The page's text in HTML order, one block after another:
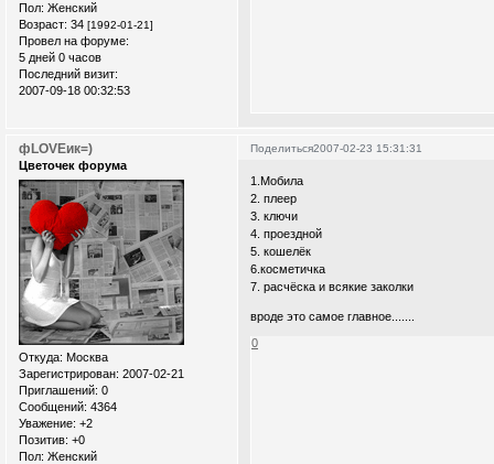
Пол: Женский
Возраст: 34 [1992-01-21]
Провел на форуме:
5 дней 0 часов
Последний визит:
2007-09-18 00:32:53
Поделиться2007-02-23 15:31:31
фLOVEик=)
Цветочек форума
Откуда: Москва
Зарегистрирован: 2007-02-21
Приглашений: 0
Сообщений: 4364
Уважение: +2
Позитив: +0
Пол: Женский
1.Мобила
2. плеер
3. ключи
4. проездной
5. кошелёк
6.косметичка
7. расчёска и всякие заколки
вроде это самое главное.......
0